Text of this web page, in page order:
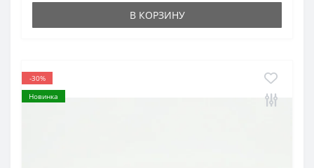
В КОРЗИНУ
-30%
Новинка